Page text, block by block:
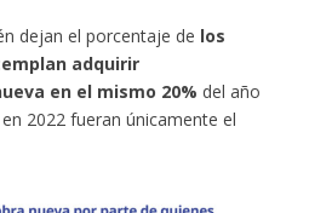
dejan el porcentaje de los
adquirir
en el mismo 20% del año
2022 fueran únicamente el